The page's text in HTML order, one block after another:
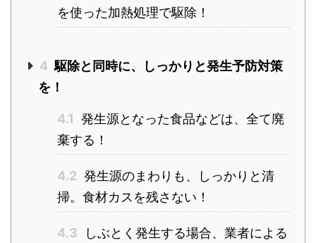
を使った加熱処理で駆除！
4 駆除と同時に、しっかりと発生予防対策
を！
4.1 発生源となった食品などは、全て廃
棄する！
4.2 発生源のまわりも、しっかりと清
掃。食材カスを残さない！
4.3
しぶとく発生する場合、業者による